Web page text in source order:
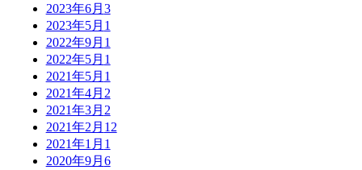
2023年6月 3
2023年5月 1
2022年9月 1
2022年5月 1
2021年5月 1
2021年4月 2
2021年3月 2
2021年2月 12
2021年1月 1
2020年9月 6